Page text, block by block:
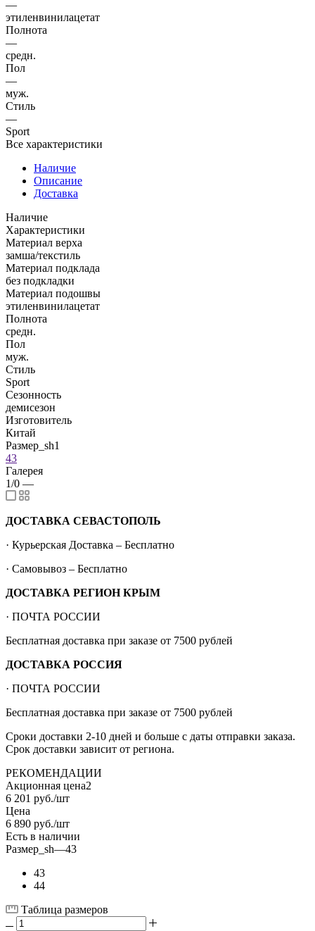
—
этиленвинилацетат
Полнота
—
средн.
Пол
—
муж.
Стиль
—
Sport
Все характеристики
Наличие
Описание
Доставка
Наличие
Характеристики
Материал верха
замша/текстиль
Материал подклада
без подкладки
Материал подошвы
этиленвинилацетат
Полнота
средн.
Пол
муж.
Стиль
Sport
Сезонность
демисезон
Изготовитель
Китай
Размер_sh1
43
Галерея
1/0 —
ДОСТАВКА СЕВАСТОПОЛЬ
· Курьерская Доставка – Бесплатно
· Самовывоз – Бесплатно
ДОСТАВКА РЕГИОН КРЫМ
· ПОЧТА РОССИИ
Бесплатная доставка при заказе от 7500 рублей
ДОСТАВКА РОССИЯ
· ПОЧТА РОССИИ
Бесплатная доставка при заказе от 7500 рублей
Сроки доставки 2-10 дней и больше с даты отправки заказа.
Срок доставки зависит от региона.
РЕКОМЕНДАЦИИ
Акционная цена2
6 201 руб./шт
Цена
6 890 руб./шт
Есть в наличии
Размер_sh—43
43
44
Таблица размеров